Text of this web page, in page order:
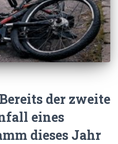
der zweite
eines
dieses Jahr